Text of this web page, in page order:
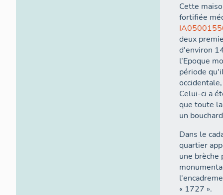
Cette
fortifiée
deux
d'environ
l’Epoque
période
Celui-ci a
que toute
un
Dans le
quartier
une brèche
« 1727 ».